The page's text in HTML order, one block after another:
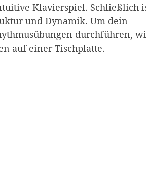
Klavierspiel. Schließlich
und Dynamik. Um dein
durchführen,
auf einer Tischplatte.